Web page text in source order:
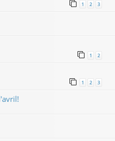
1 2 3
1 2
1 2 3